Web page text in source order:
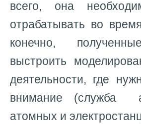
всего, она
отрабатывать во
конечно,
выстроить
деятельности, где
внимание (служба
атомных и